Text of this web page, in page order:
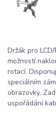
Držák pro
možností
rotací.
speciálním
obrazovky.
uspořádání